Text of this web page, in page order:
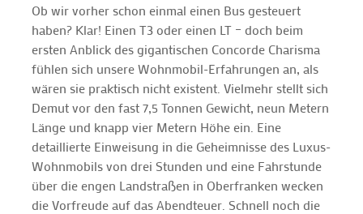
Ob wir vorher schon einmal einen Bus gesteuert
haben? Klar! Einen T3 oder einen LT – doch beim
ersten Anblick des gigantischen Concorde Charisma
fühlen sich unsere Wohnmobil-Erfahrungen an, als
wären sie praktisch nicht existent. Vielmehr stellt sich
Demut vor den fast 7,5 Tonnen Gewicht, neun Metern
Länge und knapp vier Metern Höhe ein. Eine
detaillierte Einweisung in die Geheimnisse des Luxus-
Wohnmobils von drei Stunden und eine Fahrstunde
über die engen Landstraßen in Oberfranken wecken
die Vorfreude auf das Abendteuer. Schnell noch die